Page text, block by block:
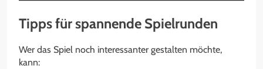
Tipps für spannende Spielrunden
Wer das Spiel noch interessanter gestalten möchte,
kann: